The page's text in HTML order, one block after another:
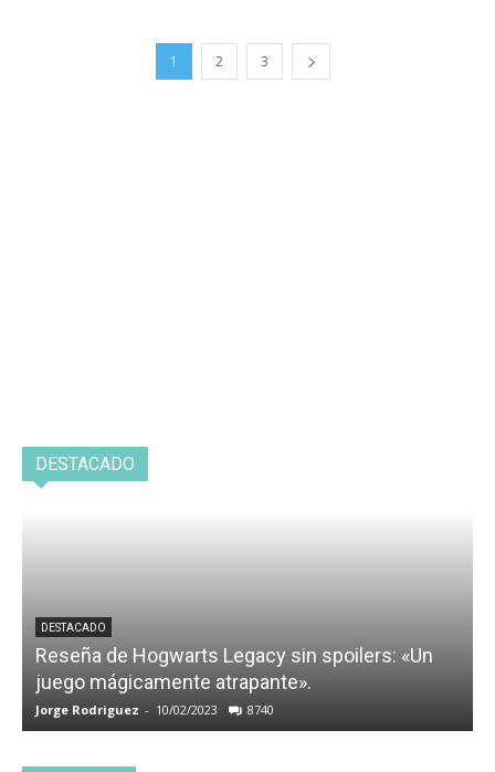
1 2 3
DESTACADO
DESTACADO
Reseña de Hogwarts Legacy sin spoilers: «Un
juego mágicamente atrapante».
Jorge Rodriguez - 10/02/2023 8740